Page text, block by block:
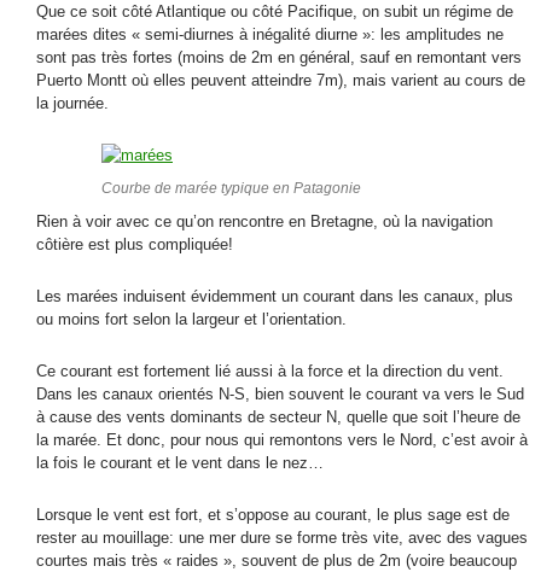
Que ce soit côté Atlantique ou côté Pacifique, on subit un régime de
marées dites « semi-diurnes à inégalité diurne »: les amplitudes ne
sont pas très fortes (moins de 2m en général, sauf en remontant vers
Puerto Montt où elles peuvent atteindre 7m), mais varient au cours de
la journée.
Courbe de marée typique en Patagonie
Rien à voir avec ce qu’on rencontre en Bretagne, où la navigation
côtière est plus compliquée!
Les marées induisent évidemment un courant dans les canaux, plus
ou moins fort selon la largeur et l’orientation.
Ce courant est fortement lié aussi à la force et la direction du vent.
Dans les canaux orientés N-S, bien souvent le courant va vers le Sud
à cause des vents dominants de secteur N, quelle que soit l’heure de
la marée. Et donc, pour nous qui remontons vers le Nord, c’est avoir à
la fois le courant et le vent dans le nez…
Lorsque le vent est fort, et s’oppose au courant, le plus sage est de
rester au mouillage: une mer dure se forme très vite, avec des vagues
courtes mais très « raides », souvent de plus de 2m (voire beaucoup